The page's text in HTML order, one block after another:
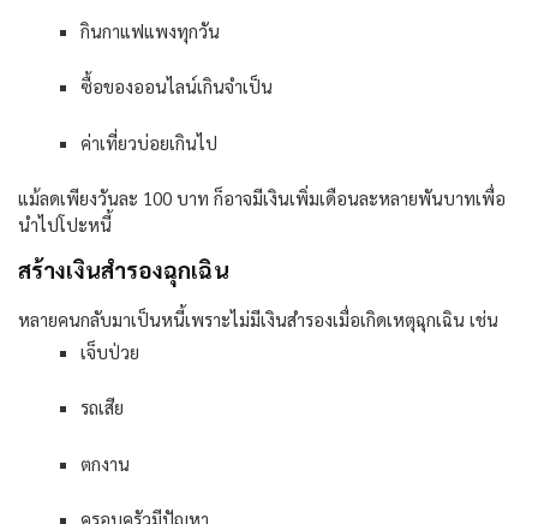
กินกาแฟแพงทุกวัน
ซื้อของออนไลน์เกินจำเป็น
ค่าเที่ยวบ่อยเกินไป
แม้ลดเพียงวันละ 100 บาท ก็อาจมีเงินเพิ่มเดือนละหลายพันบาทเพื่อ
นำไปโปะหนี้
สร้างเงินสำรองฉุกเฉิน
หลายคนกลับมาเป็นหนี้เพราะไม่มีเงินสำรองเมื่อเกิดเหตุฉุกเฉิน เช่น
เจ็บป่วย
รถเสีย
ตกงาน
ครอบครัวมีปัญหา